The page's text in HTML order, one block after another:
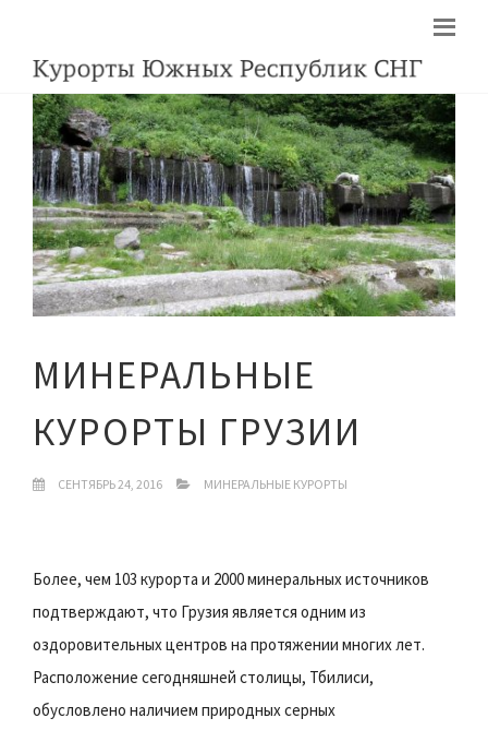
МИНЕРАЛЬНЫЕ
КУРОРТЫ ГРУЗИИ
СЕНТЯБРЬ 24, 2016 МИНЕРАЛЬНЫЕ КУРОРТЫ
Более, чем 103 курорта и 2000 минеральных источников
подтверждают, что Грузия является одним из
оздоровительных центров на протяжении многих лет.
Расположение сегодняшней столицы, Тбилиси,
обусловлено наличием природных серных